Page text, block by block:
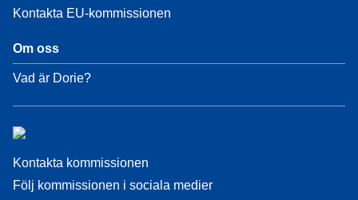
Kontakta EU-kommissionen
Om oss
Vad är Dorie?
Kontakta kommissionen
Följ kommissionen i sociala medier